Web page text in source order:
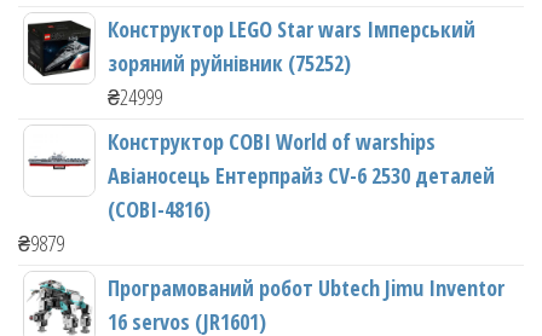
Конструктор LEGO Star wars Імперський
зоряний руйнівник (75252)
₴24999
Конструктор COBI World of warships
Авіаносець Ентерпрайз CV-6 2530 деталей
(COBI-4816)
₴9879
Програмований робот Ubtech Jimu Inventor
16 servos (JR1601)